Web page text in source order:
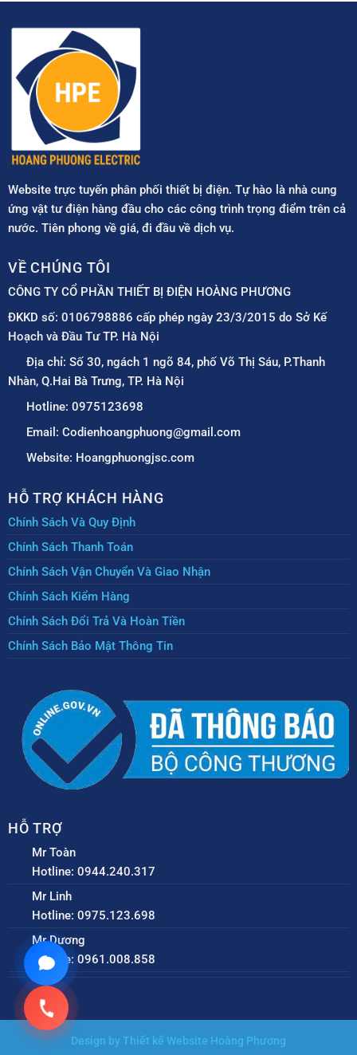
Website trực tuyến phân phối thiết bị điện. Tự hào là nhà cung
ứng vật tư điện hàng đầu cho các công trình trọng điểm trên cả
nước. Tiên phong về giá, đi đầu về dịch vụ.
VỀ CHÚNG TÔI
CÔNG TY CỔ PHẦN THIẾT BỊ ĐIỆN HOÀNG PHƯƠNG
ĐKKD số: 0106798886 cấp phép ngày 23/3/2015 do Sở Kế
Hoạch và Đầu Tư TP. Hà Nội
Địa chỉ: Số 30, ngách 1 ngõ 84, phố Võ Thị Sáu, P.Thanh
Nhàn, Q.Hai Bà Trưng, TP. Hà Nội
Hotline: 0975123698
Email: Codienhoangphuong@gmail.com
Website: Hoangphuongjsc.com
HỖ TRỢ KHÁCH HÀNG
Chính Sách Và Quy Định
Chính Sách Thanh Toán
Chính Sách Vận Chuyển Và Giao Nhận
Chính Sách Kiểm Hàng
Chính Sách Đổi Trả Và Hoàn Tiền
Chính Sách Bảo Mật Thông Tin
HỖ TRỢ
Mr Toàn
Hotline: 0944.240.317
Mr Linh
Hotline: 0975.123.698
Mr Dương
Hotline: 0961.008.858
Design by Thiết kế Website Hoàng Phương